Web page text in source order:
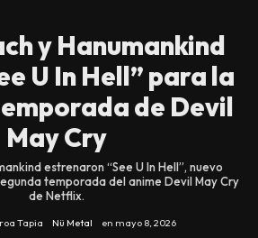
y Hanumankind
U In Hell” para la
de Devil
May Cry
estrenaron “See U In Hell”, nuevo
temporada del anime Devil May Cry
de Netflix.
Tapia Nü Metal en mayo 8, 2026